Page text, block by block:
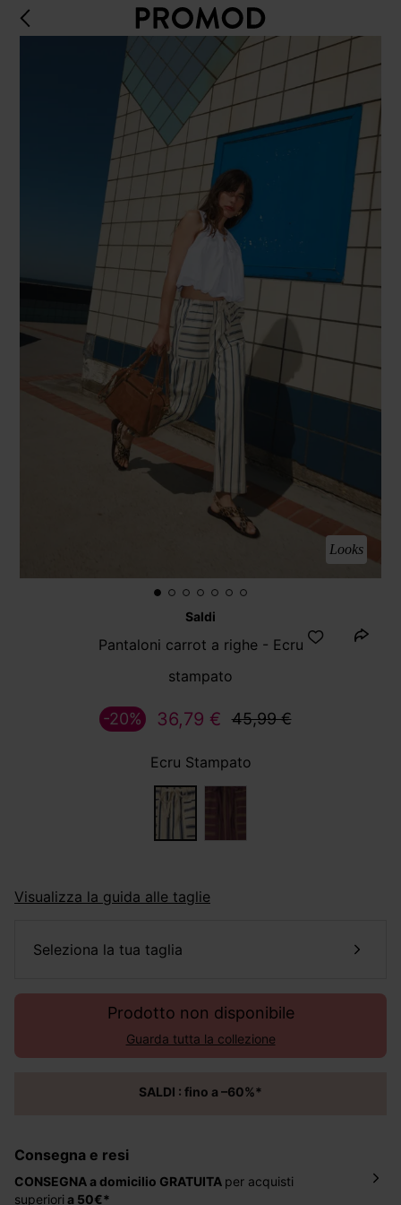
Looks
Saldi
Pantaloni carrot a righe - Ecru
stampato
36,79 € 45,99 €
-20%
Ecru Stampato
Visualizza la guida alle taglie
seleziona la tua taglia
Prodotto non disponibile
Guarda tutta la collezione
SALDI : fino a –60%*
Consegna e resi
CONSEGNA a domicilio GRATUITA per acquisti
superiori a 50€*